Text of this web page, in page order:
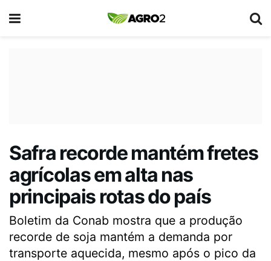
Safra recorde mantém fretes
agrícolas em alta nas
principais rotas do país
Boletim da Conab mostra que a produção
recorde de soja mantém a demanda por
transporte aquecida, mesmo após o pico da